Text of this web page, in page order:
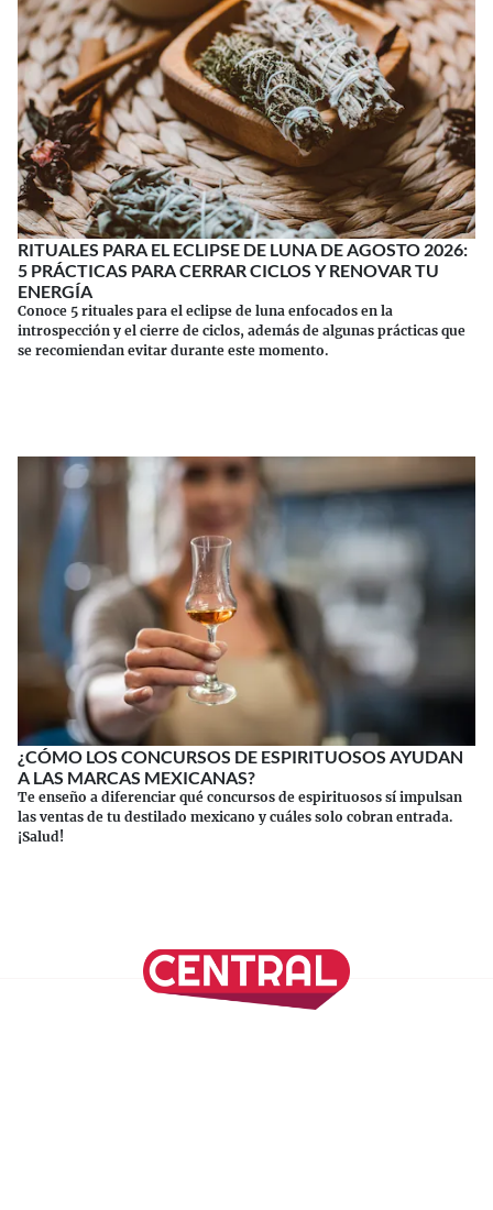
RITUALES PARA EL ECLIPSE DE LUNA DE AGOSTO 2026:
5 PRÁCTICAS PARA CERRAR CICLOS Y RENOVAR TU
ENERGÍA
Conoce 5 rituales para el eclipse de luna enfocados en la
introspección y el cierre de ciclos, además de algunas prácticas que
se recomiendan evitar durante este momento.
¿CÓMO LOS CONCURSOS DE ESPIRITUOSOS AYUDAN
A LAS MARCAS MEXICANAS?
Te enseño a diferenciar qué concursos de espirituosos sí impulsan
las ventas de tu destilado mexicano y cuáles solo cobran entrada.
¡Salud!